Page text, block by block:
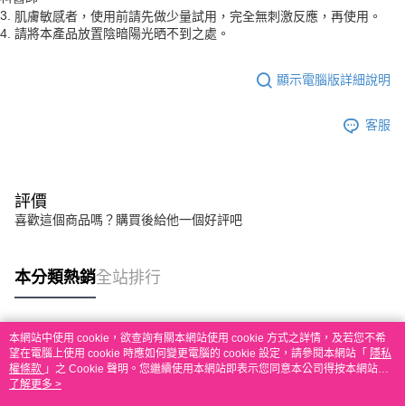
3. 肌膚敏感者，使用前請先做少量試用，完全無刺激反應，再使用。
4. 請將本產品放置陰暗陽光晒不到之處。
顯示電腦版詳細說明
客服
評價
喜歡這個商品嗎？購買後給他一個好評吧
本分類熱銷全站排行
熱門標籤
本網站中使用 cookie，欲查詢有關本網站使用 cookie 方式之詳情，及若您不希
望在電腦上使用 cookie 時應如何變更電腦的 cookie 設定，請參閱本網站「 隱私
權條款 」之 Cookie 聲明。您繼續使用本網站即表示您同意本公司得按本網站使
用條款之 Cookie 聲明使用 cookie。
了解更多 >